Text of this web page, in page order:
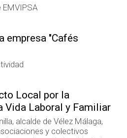
EMVIPSA
empresa "Cafés
Local por la
Vida Laboral y Familiar
alcalde de Vélez Málaga,
y colectivos